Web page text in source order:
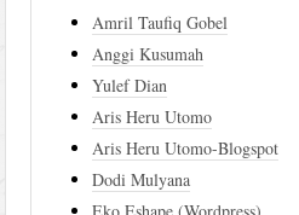
Amril Taufiq Gobel
Anggi Kusumah
Yulef Dian
Aris Heru Utomo
Aris Heru Utomo-Blogspot
Dodi Mulyana
Eko Eshape (Wordpress)